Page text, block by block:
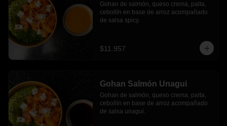
Gohan de salmón, queso crema, palta,
cebollín en base de arroz acompañado
de salsa spicy.
$11.957
Gohan Salmón Unagui
Gohan de salmón, queso crema, palta,
cebollín en base de arroz acompañado
de salsa unagui.